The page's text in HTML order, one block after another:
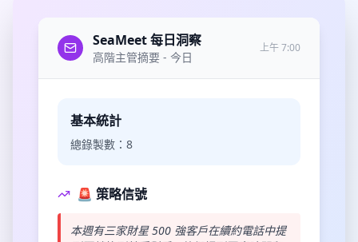
SeaMeet 每日洞察
高階主管摘要 - 今日
上午 7:00
基本統計
總錄製數：8
🚨 策略信號
本週有三家財星 500 強客戶在續約電話中提